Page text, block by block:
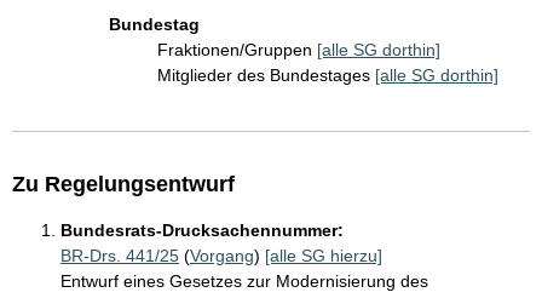
Bundestag
Fraktionen/Gruppen [alle SG dorthin]
Mitglieder des Bundestages [alle SG dorthin]
Zu Regelungsentwurf
Bundesrats-Drucksachennummer:
BR-Drs. 441/25 (Vorgang) [alle SG hierzu]
Entwurf eines Gesetzes zur Modernisierung des